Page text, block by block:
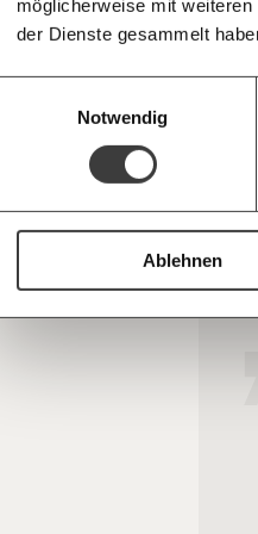
möglicherweise mit
der Dienste gesammelt
Notwendig
Ablehnen
Deine Spende absetzen:Fragen und
zahlt